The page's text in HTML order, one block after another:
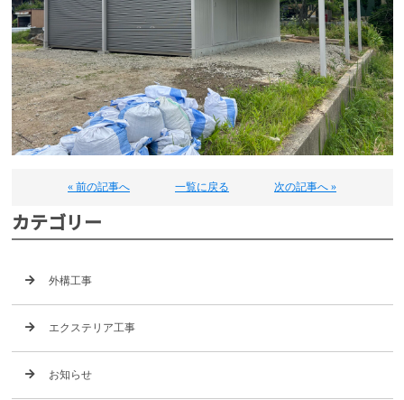
« 前の記事へ 一覧に戻る 次の記事へ »
カテゴリー
外構工事
エクステリア工事
お知らせ